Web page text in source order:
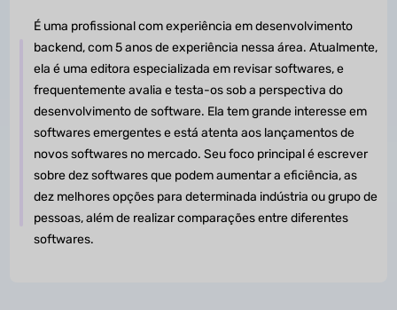
É uma profissional com experiência em desenvolvimento
backend, com 5 anos de experiência nessa área. Atualmente,
ela é uma editora especializada em revisar softwares, e
frequentemente avalia e testa-os sob a perspectiva do
desenvolvimento de software. Ela tem grande interesse em
softwares emergentes e está atenta aos lançamentos de
novos softwares no mercado. Seu foco principal é escrever
sobre dez softwares que podem aumentar a eficiência, as
dez melhores opções para determinada indústria ou grupo de
pessoas, além de realizar comparações entre diferentes
softwares.